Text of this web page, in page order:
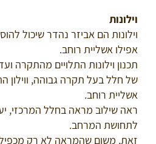
וילונות
וילונות הם אביזר נהדר שיכול
אפילו אשליית רוחב.
תכנון וילונות התלויים מהתקרה
של חלל בעל תקרה גבוהה, ווילון
אשליית רוחב.
ראה שילוב מראה בחלל המרכזי,
לתחושת המרחב.
זאת, משום שהמראה לא רק